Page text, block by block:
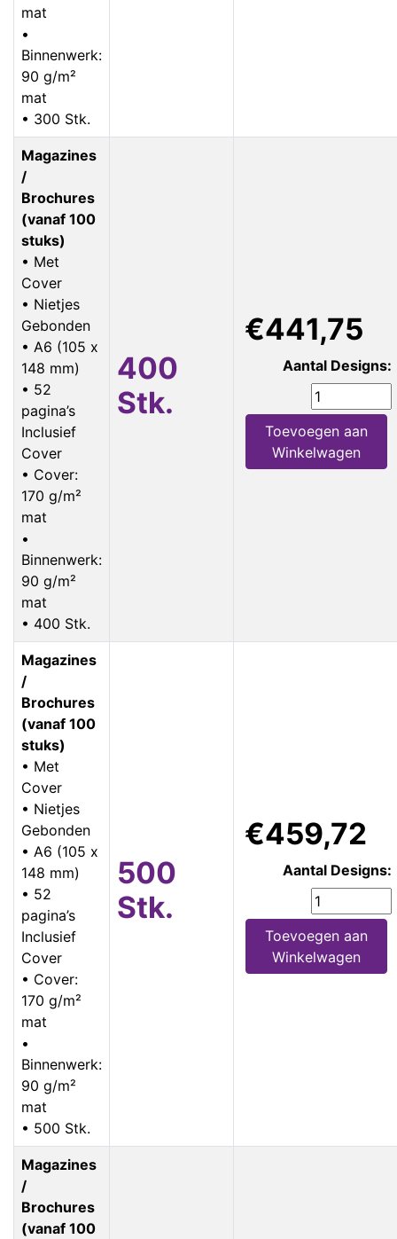
mat
•
Binnenwerk:
90 g/m²
mat
• 300 Stk.
Magazines
/
Brochures
(vanaf 100
stuks)
• Met
Cover
• Nietjes
Gebonden
• A6 (105 x
148 mm)
• 52
pagina’s
Inclusief
Cover
• Cover:
170 g/m²
mat
•
Binnenwerk:
90 g/m²
mat
• 400 Stk.
400
Stk.
€441,75
Aantal Designs:
Toevoegen aan
Winkelwagen
Magazines
/
Brochures
(vanaf 100
stuks)
• Met
Cover
• Nietjes
Gebonden
• A6 (105 x
148 mm)
• 52
pagina’s
Inclusief
Cover
• Cover:
170 g/m²
mat
•
Binnenwerk:
90 g/m²
mat
• 500 Stk.
500
Stk.
€459,72
Aantal Designs:
Toevoegen aan
Winkelwagen
Magazines
/
Brochures
(vanaf 100